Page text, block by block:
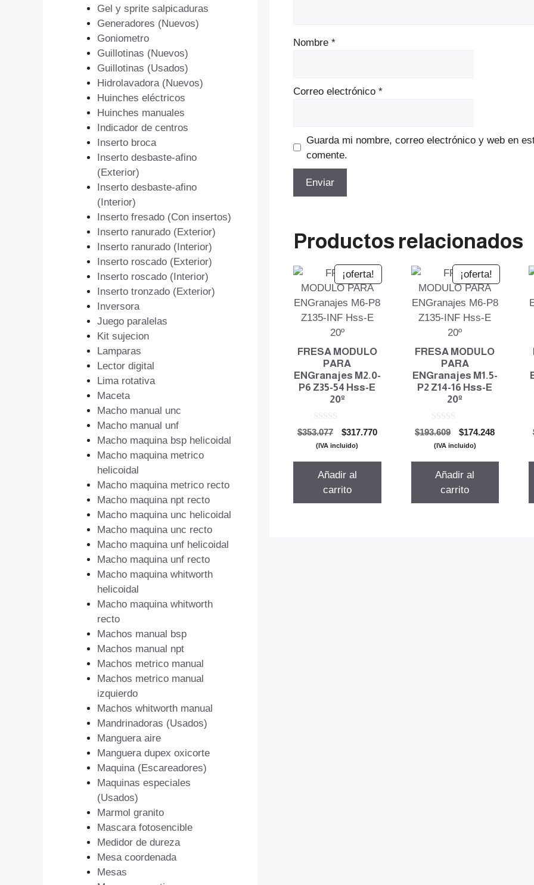
Nombre *
Correo electrónico *
Guarda mi nombre, correo electrónico y web en
comente.
Productos relacionados
¡oferta!
FRESA MODULO
PARA
ENGranajes M2.0-
P6 Z35-54 Hss-E
20º
0
d
e
$353.077
El
precio
era:
$353.077.
$317.770El
(IVA incluido)
Añadir al
carrito
¡oferta!
FRESA MODULO
PARA
ENGranajes M1.5-
P2 Z14-16 Hss-E
20º
0
d
e
$193.609
El
precio
era:
$193.609.
$174.248El
(IVA incluido)
Añadir al
carrito
Gel y sprite salpicaduras
Generadores (Nuevos)
Goniometro
Guillotinas (Nuevos)
Guillotinas (Usados)
Hidrolavadora (Nuevos)
Huinches eléctricos
Huinches manuales
Indicador de centros
Inserto broca
Inserto desbaste-afino
(Exterior)
Inserto desbaste-afino
(Interior)
Inserto fresado (Con insertos)
Inserto ranurado (Exterior)
Inserto ranurado (Interior)
Inserto roscado (Exterior)
Inserto roscado (Interior)
Inserto tronzado (Exterior)
Inversora
Juego paralelas
Kit sujecion
Lamparas
Lector digital
Lima rotativa
Maceta
Macho manual unc
Macho manual unf
Macho maquina bsp helicoidal
Macho maquina metrico
helicoidal
Macho maquina metrico recto
Macho maquina npt recto
Macho maquina unc helicoidal
Macho maquina unc recto
Macho maquina unf helicoidal
Macho maquina unf recto
Macho maquina whitworth
helicoidal
Macho maquina whitworth
recto
Machos manual bsp
Machos manual npt
Machos metrico manual
Machos metrico manual
izquierdo
Machos whitworth manual
Mandrinadoras (Usados)
Manguera aire
Manguera dupex oxicorte
Maquina (Escareadores)
Maquinas especiales
(Usados)
Marmol granito
Mascara fotosencible
Medidor de dureza
Mesa coordenada
Mesas